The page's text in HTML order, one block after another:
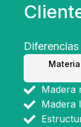
Madera
Madera